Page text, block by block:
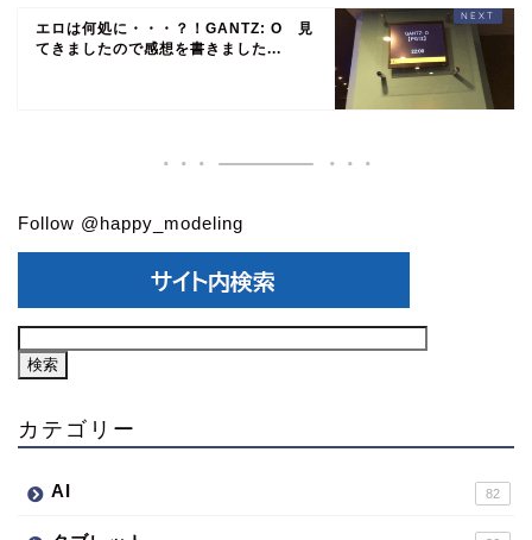
エロは何処に・・・？！GANTZ: O 見
てきましたので感想を書きました...
Follow @happy_modeling
カテゴリー
AI 82